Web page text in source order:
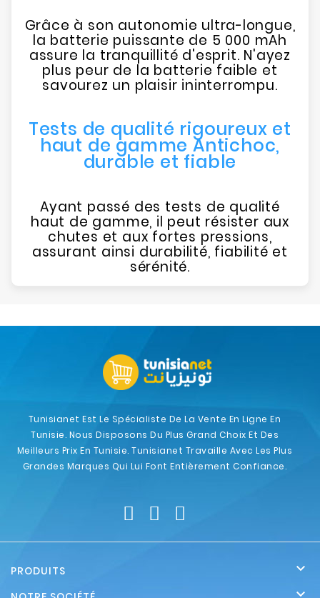
Grâce à son autonomie ultra-longue,
la batterie puissante de 5 000 mAh
assure la tranquillité d'esprit. N'ayez
plus peur de la batterie faible et
savourez un plaisir ininterrompu.
Tests de qualité rigoureux et
haut de gamme Antichoc,
durable et fiable
Ayant passé des tests de qualité
haut de gamme, il peut résister aux
chutes et aux fortes pressions,
assurant ainsi durabilité, fiabilité et
sérénité.
Tunisianet Est Le Spécialiste De La Vente En Ligne En
Tunisie. Nous Disposons Du Plus Grand Choix Et Des
Meilleurs Prix En Tunisie. Tunisianet Travaille Avec Les Plus
Grandes Marques Qui Lui Font Entièrement Confiance.
PRODUITS 
